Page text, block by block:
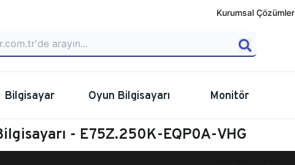
Kurumsal Çözümler
Bilgisayar Oyun Bilgisayarı Monitör
- E75Z.250K-EQP0A-VHG